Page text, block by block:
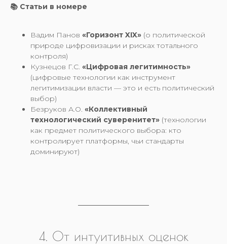
📚 Статьи в номере
Вадим Панов «Горизонт XIX» (о политической
природе цифровизации и рисках тотального
контроля)
Кузнецов Г.С. «Цифровая легитимность»
(цифровые технологии как инструмент
легитимизации власти — это и есть политический
выбор)
Безруков А.О. «Коллективный
технологический суверенитет» (технологии
как предмет политического выбора: кто
контролирует платформы, чьи стандарты
доминируют)
4. От интуитивных оценок